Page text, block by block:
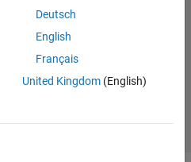
Deutsch
English
Français
United Kingdom(English)
Politique de confidentialité
applications
Inc.